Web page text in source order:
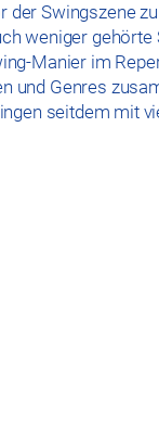
Swingszene
weniger
Manier im
und Genres
seitdem mit